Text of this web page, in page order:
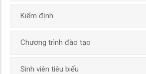
Kiểm định
Chương trình đào tạo
Sinh viên tiêu biểu